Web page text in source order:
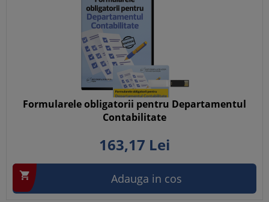
Formularele obligatorii pentru Departamentul
Contabilitate
163,17 Lei
 Adauga in cos